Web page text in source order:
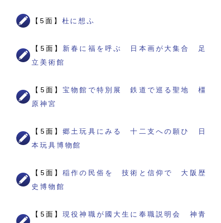
【5面】 杜に想ふ
【5面】 新春に福を呼ぶ 日本画が大集合 足
立美術館
【5面】宝物館で特別展 鉄道で巡る聖地 橿
原神宮
【5面】郷土玩具にみる 十二支への願ひ 日
本玩具博物館
【5面】稲作の民俗を 技術と信仰で 大阪歴
史博物館
【5面】現役神職が國大生に奉職説明会 神青